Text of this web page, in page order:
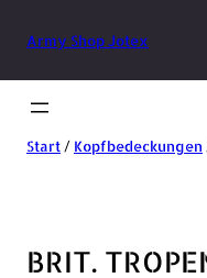
Army Shop Jotex
Start/ Kopfbedeckungen
BRIT.